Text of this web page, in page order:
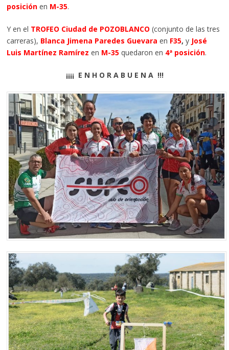
posiciónen M-35.
Y en el TROFEO Ciudad de POZOBLANCO (conjunto de las tres
carreras), Blanca Jimena Paredes Guevara en F35, y José
Luis Martínez Ramírez en M-35 quedaron en 4ª posición.
¡¡¡¡ E N H O R A B U E N A !!!